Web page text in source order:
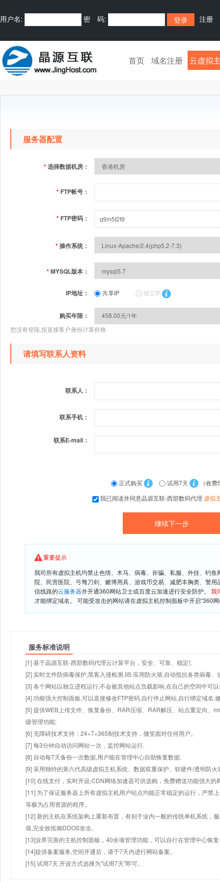
用户名: 密 码: 注册
首页 域名注册 云虚拟
服务器配置
*选择数据机房：
* FTP帐号：
* FTP密码：
*操作系统：
*MYSQL版本：
IP地址： 共享IP 独立IP
购买年限：
您没有登陆,按直接客户身份计算价格
请填写联系人资料
联系人：
联系手机：
联系E-mail：
正式购买 试用7天
（收费
我已阅读并同意晶源互联-西部数码代理 虚拟
重要提示
我司所有虚拟主机均禁止色情、木马、病毒、诈骗、私服、外挂、钓
院、民营医院、弓驽刀剑、赌博用具、游戏币交易、减肥丰胸类、警
信线路的云服务器并开通360网站卫士或百度云加速进行安全防护。 我
才能绑定域名。 可能受攻击的网站请在虚拟主机控制面板中开启“360
服务标准说明
[1] 基于晶源互联-西部数码代理云计算平台，安全、可靠、稳定!;
[2] 实时文件防病毒保护,黑客入侵检测,IIS 应用防火墙,自动抵抗各类病毒、
[3] 各个网站以独立进程运行,不会被其他站点负载影响,在自己的空间中可
[4] 功能强大控制面板,可以直接修改FTP密码,自行停止网站,自行绑定域名,
[5] 提供WEB上传文件、恢复备份、RAR压缩、RAR解压、站点重定向、
级管理功能;
[6] 无障碍技术支持：24×7×365制技术支持，微笑面对任何用户。
[7] 每3分钟自动访问网站一次，监控网站运行.
[8] 自动每7天备份一次数据,用户能在管理中心自助恢复数据;
[9] 采用独特的第六代高级虚拟主机系统、数据双重保护、软硬件/透明防火
[10] 在线支付，实时开设,CDN网络加速器可供选购，免费赠送功能强大
[11] 为了保证服务器上所有虚拟主机用户站点均能正常稳定的运行，严禁
等极为占用资源的程序。
[12] 新的主机在系统架构上重新布置，有别于业内一般的传统单机系统，
墙,完全效抵御DDOS攻击。
[13]业界完善的主机控制面板，40余项管理功能，可以自行在管理中心恢
[14]提供备案服务,空间开通后，请于7天内进行网站备案。
[15] 试用7天.开设方式选择为"试用7天"即可。